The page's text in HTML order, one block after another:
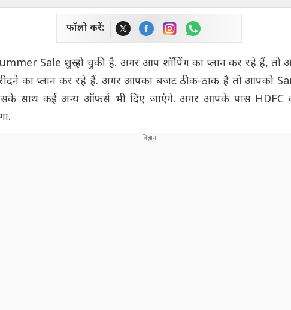
फॉलो करें:
Sale शुरू हो चुकी है. अगर आप शॉपिंग का प्लान कर रहे हैं, तो
का प्लान कर रहे हैं. अगर आपका बजट ठीक-ठाक है तो आपको
साथ कई अन्य ऑफर्स भी दिए जाएंगे. अगर आपके पास HDFC